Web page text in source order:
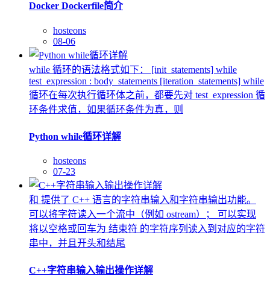
Docker Dockerfile简介
hosteons
08-06
while 循环的语法格式如下： [init_statements] while
test_expression : body_statements [iteration_statements] while
循环在每次执行循环体之前，都要先对 test_expression 循
环条件求值，如果循环条件为真，则
Python while循环详解
hosteons
07-23
和 提供了 C++ 语言的字符串输入和字符串输出功能。
可以将字符读入一个流中（例如 ostream）； 可以实现
将以空格或回车为 结束符 的字符序列读入到对应的字符
串中，并且开头和结尾
C++字符串输入输出操作详解